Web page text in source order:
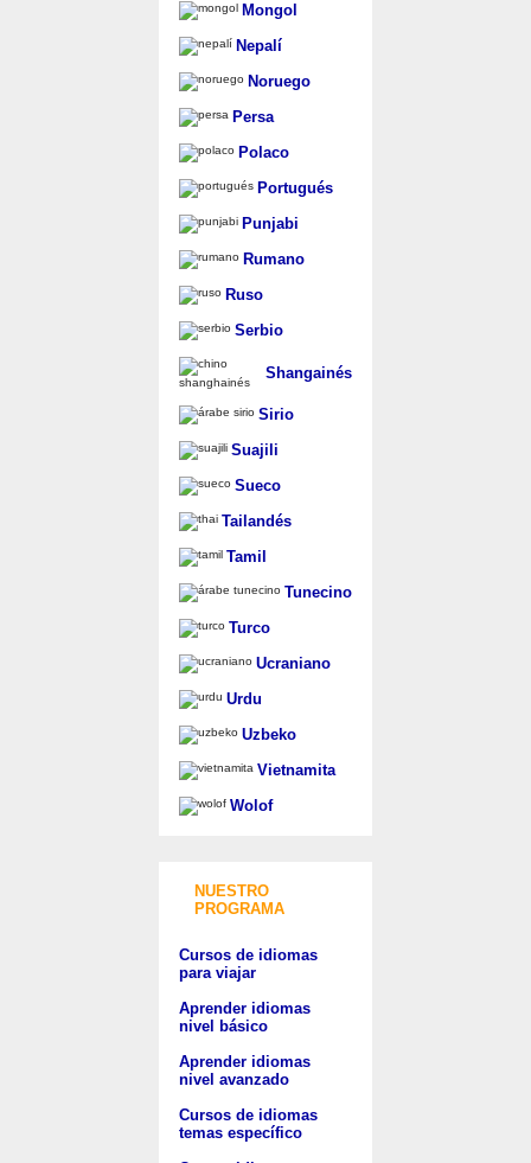
Mongol
Nepalí
Noruego
Persa
Polaco
Portugués
Punjabi
Rumano
Ruso
Serbio
Shangainés
Sirio
Suajili
Sueco
Tailandés
Tamil
Tunecino
Turco
Ucraniano
Urdu
Uzbeko
Vietnamita
Wolof
NUESTRO
PROGRAMA
Cursos de idiomas
para viajar
Aprender idiomas
nivel básico
Aprender idiomas
nivel avanzado
Cursos de idiomas
temas específico